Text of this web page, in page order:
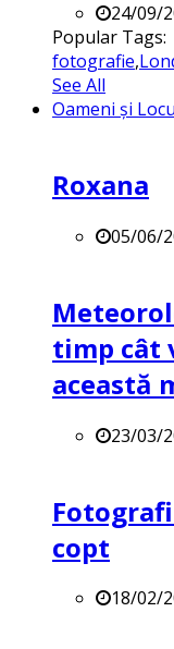
24/09/
Popular Tags:
fotografie,
See All
Oameni și
Roxana
05/06/
timp cât
această
23/03/
copt
18/02/